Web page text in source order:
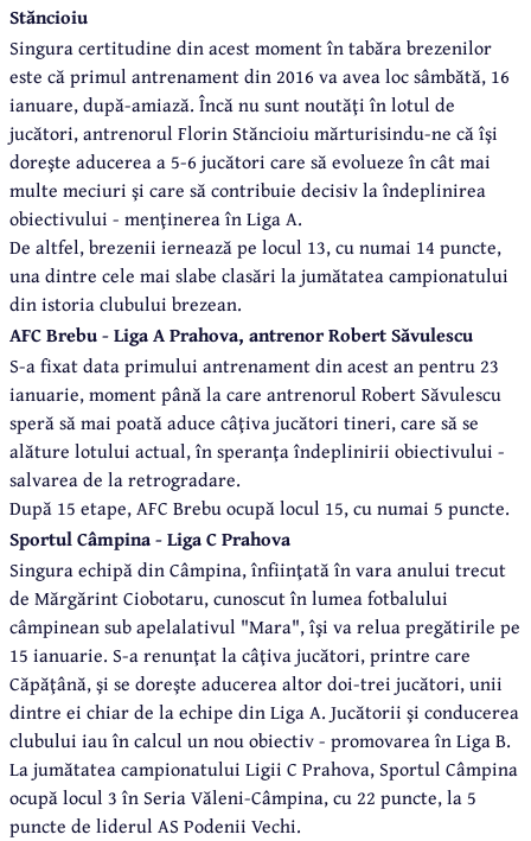
Stăncioiu
Singura certitudine din acest moment în tabăra brezenilor
este că primul antrenament din 2016 va avea loc sâmbătă, 16
ianuare, după-amiază. Încă nu sunt noutăţi în lotul de
jucători, antrenorul Florin Stăncioiu mărturisindu-ne că îşi
doreşte aducerea a 5-6 jucători care să evolueze în cât mai
multe meciuri şi care să contribuie decisiv la îndeplinirea
obiectivului - menţinerea în Liga A.
De altfel, brezenii iernează pe locul 13, cu numai 14 puncte,
una dintre cele mai slabe clasări la jumătatea campionatului
din istoria clubului brezean.
AFC Brebu - Liga A Prahova, antrenor Robert Săvulescu
S-a fixat data primului antrenament din acest an pentru 23
ianuarie, moment până la care antrenorul Robert Săvulescu
speră să mai poată aduce câţiva jucători tineri, care să se
alăture lotului actual, în speranţa îndeplinirii obiectivului -
salvarea de la retrogradare.
După 15 etape, AFC Brebu ocupă locul 15, cu numai 5 puncte.
Sportul Câmpina - Liga C Prahova
Singura echipă din Câmpina, înfiinţată în vara anului trecut
de Mărgărint Ciobotaru, cunoscut în lumea fotbalului
câmpinean sub apelalativul "Mara", îşi va relua pregătirile pe
15 ianuarie. S-a renunţat la câţiva jucători, printre care
Căpăţână, şi se doreşte aducerea altor doi-trei jucători, unii
dintre ei chiar de la echipe din Liga A. Jucătorii şi conducerea
clubului iau în calcul un nou obiectiv - promovarea în Liga B.
La jumătatea campionatului Ligii C Prahova, Sportul Câmpina
ocupă locul 3 în Seria Văleni-Câmpina, cu 22 puncte, la 5
puncte de liderul AS Podenii Vechi.